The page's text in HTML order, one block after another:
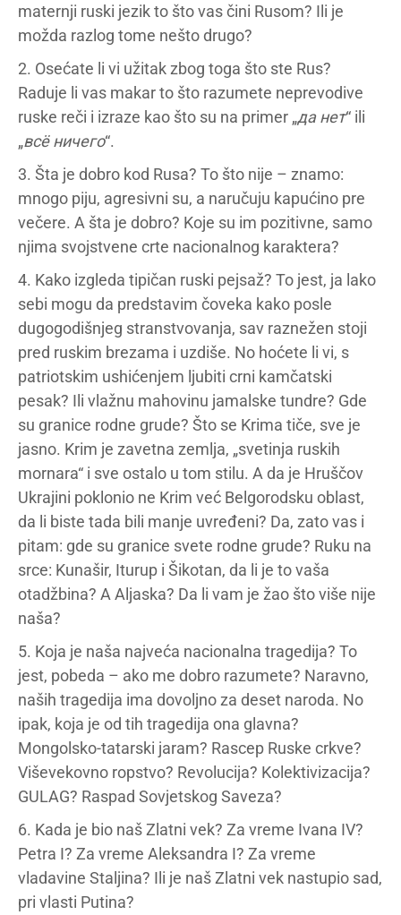
maternji ruski jezik to što vas čini Rusom? Ili je
možda razlog tome nešto drugo?
2. Osećate li vi užitak zbog toga što ste Rus?
Raduje li vas makar to što razumete neprevodive
ruske reči i izraze kao što su na primer „да нет“ ili
„всёничего“.
3. Šta je dobro kod Rusa? To što nije – znamo:
mnogo piju, agresivni su, a naručuju kapućino pre
večere. A šta je dobro? Koje su im pozitivne, samo
njima svojstvene crte nacionalnog karaktera?
4. Kako izgleda tipičan ruski pejsaž? To jest, ja lako
sebi mogu da predstavim čoveka kako posle
dugogodišnjeg stranstvovanja, sav raznežen stoji
pred ruskim brezama i uzdiše. No hoćete li vi, s
patriotskim ushićenjem ljubiti crni kamčatski
pesak? Ili vlažnu mahovinu jamalske tundre? Gde
su granice rodne grude? Što se Krima tiče, sve je
jasno. Krim je zavetna zemlja, „svetinja ruskih
mornara“ i sve ostalo u tom stilu. A da je Hruščov
Ukrajini poklonio ne Krim već Belgorodsku oblast,
da li biste tada bili manje uvređeni? Da, zato vas i
pitam: gde su granice svete rodne grude? Ruku na
srce: Kunašir, Iturup i Šikotan, da li je to vaša
otadžbina? A Aljaska? Da li vam je žao što više nije
naša?
5. Koja je naša najveća nacionalna tragedija? To
jest, pobeda – ako me dobro razumete? Naravno,
naših tragedija ima dovoljno za deset naroda. No
ipak, koja je od tih tragedija ona glavna?
Mongolsko-tatarski jaram? Rascep Ruske crkve?
Viševekovno ropstvo? Revolucija? Kolektivizacija?
GULAG? Raspad Sovjetskog Saveza?
6. Kada je bio naš Zlatni vek? Za vreme Ivana IV?
Petra I? Za vreme Aleksandra I? Za vreme
vladavine Staljina? Ili je naš Zlatni vek nastupio sad,
pri vlasti Putina?